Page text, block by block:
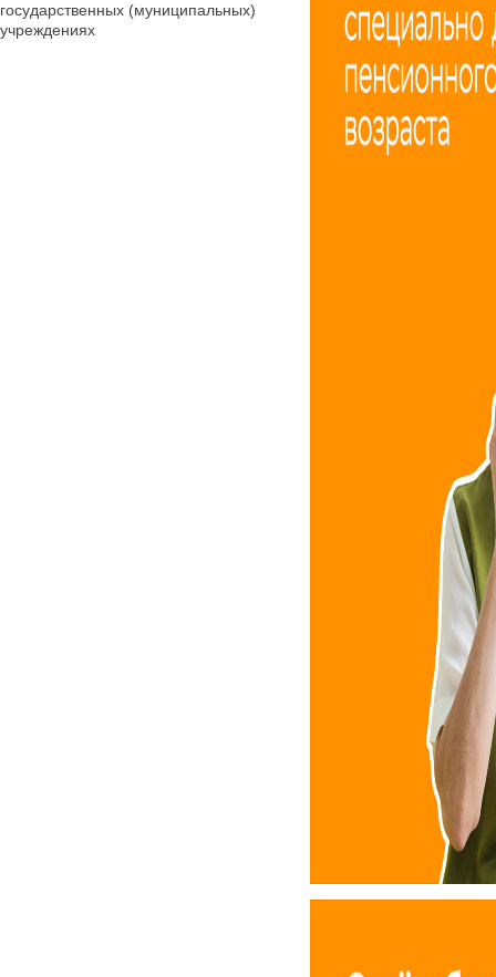
государственных (муниципальных)
учреждениях